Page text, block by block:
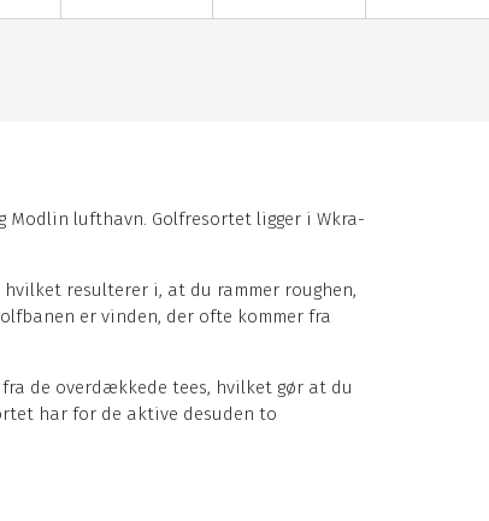
Modlin lufthavn. Golfresortet ligger i Wkra-
resulterer i, at du rammer roughen,
er vinden, der ofte kommer fra
de overdækkede tees, hvilket gør at du
har for de aktive desuden to
med bar og terrasse, hvorfra du kan